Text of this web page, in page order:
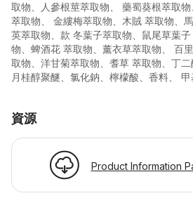
取物、人參根莖萃取物、 藥蜀葵根萃取
萃取物、 金縷梅萃取物、木賊 萃取物、
英萃取物、款 冬葉子萃取物、鼠尾草葉
物、蜱酒花 萃取物、薰衣草萃取物、 百
取物、洋甘菊萃取物、耆草 萃取物、丁二
月桂醇聚醚、氯化鈉、檸檬酸、香料、 甲
資源
Product Information